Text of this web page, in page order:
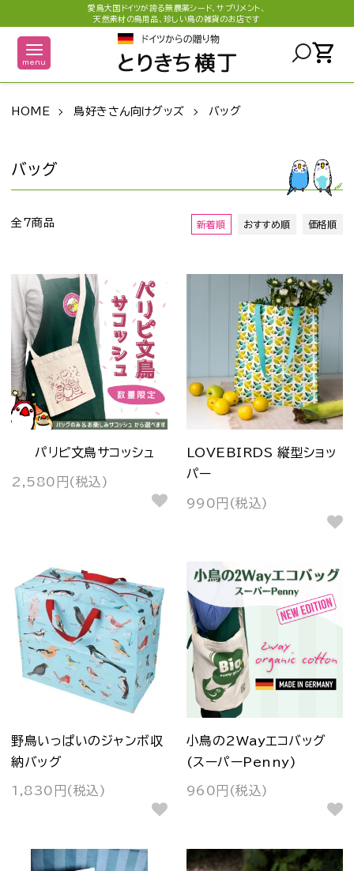
愛鳥大国ドイツが誇る無農薬シード、サプリメント、
天然素材の鳥用品、珍しい鳥の雑貨のお店です
menu shopping_cart
HOME 鳥好きさん向けグッズ バッグ
バッグ
全7商品 新着順 おすすめ順 価格順
パリピ文鳥サコッシュ
2,580円(税込)
LOVEBIRDS 縦型ショッ
パー
990円(税込)
野鳥いっぱいのジャンボ収
納バッグ
1,830円(税込)
小鳥の2Wayエコバッグ
(スーパーPenny)
960円(税込)